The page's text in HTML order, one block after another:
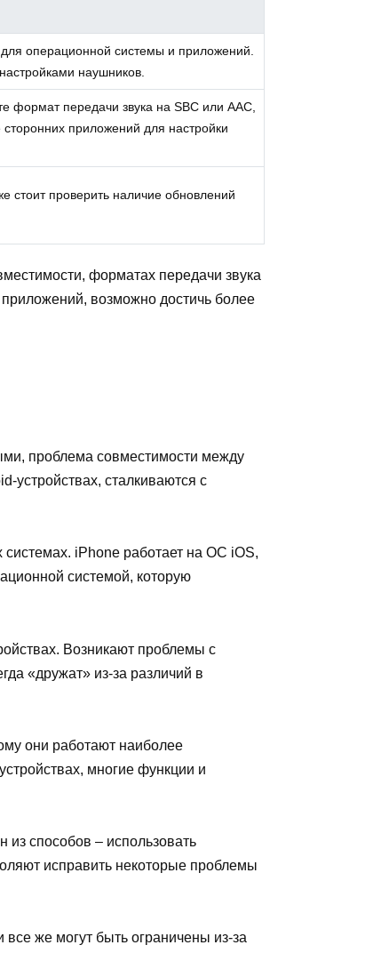
операционной системы и приложений.
наушников.
формат передачи звука на SBC или AAC,
приложений для настройки
стоит проверить наличие обновлений
форматах передачи звука
возможно достичь более
проблема совместимости между
устройствах, сталкиваются с
iPhone работает на ОС iOS,
системой, которую
Возникают проблемы с
«дружат» из-за различий в
они работают наиболее
многие функции и
способов – использовать
исправить некоторые проблемы
же могут быть ограничены из-за